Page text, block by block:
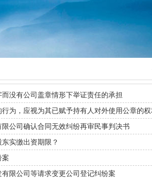
没有公司盖章情形下举证责任的承担
为，应视为其已赋予持有人对外使用公章的权
公司确认合同无效纠纷再审民事判决书
实缴出资期限？
案
限公司等请求变更公司登记纠纷案